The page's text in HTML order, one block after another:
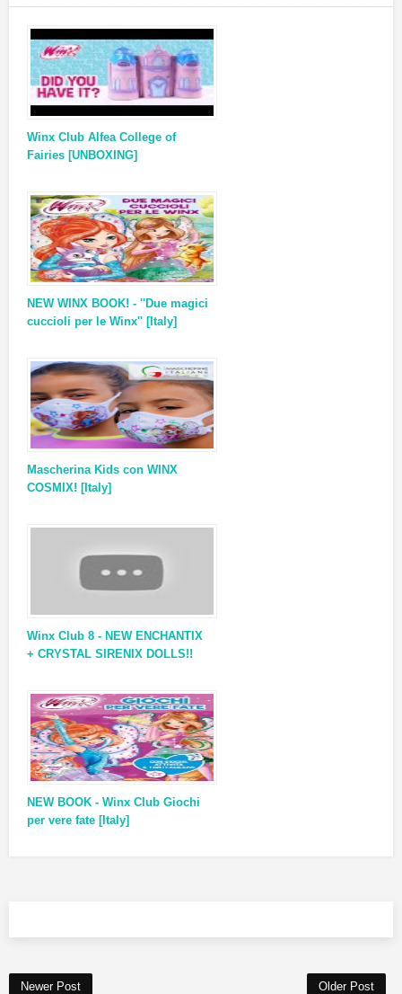
Winx Club Alfea College of
Fairies [UNBOXING]
NEW WINX BOOK! - ''Due magici
cuccioli per le Winx'' [Italy]
Mascherina Kids con WINX
COSMIX! [Italy]
Winx Club 8 - NEW ENCHANTIX
+ CRYSTAL SIRENIX DOLLS!!
NEW BOOK - Winx Club Giochi
per vere fate [Italy]
Newer Post Older Post